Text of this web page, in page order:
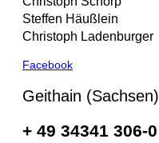
Steffen Häußlein
Christoph Ladenburger
Facebook
Geithain (Sachsen)
+ 49 34341 306-0